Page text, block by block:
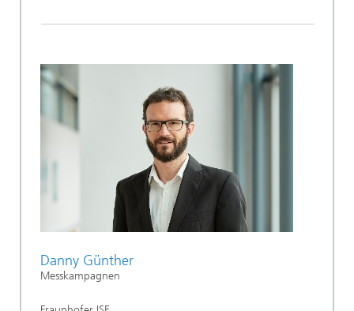
Danny Günther
Messkampagnen